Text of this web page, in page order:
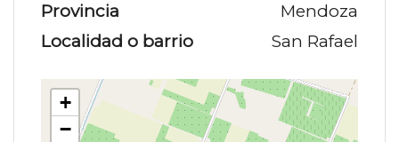
Provincia
Mendoza
Localidad o barrio
San Rafael
+
−